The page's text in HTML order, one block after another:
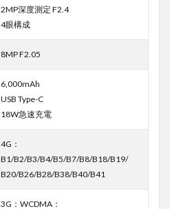
2MP深度測定 F2.4
4眼構成
8MP F2.05
6,000mAh
USB Type-C
18W急速充電
4G：
B1/B2/B3/B4/B5/B7/B8/B18/B19/
B20/B26/B28/B38/B40/B41
3G：WCDMA：